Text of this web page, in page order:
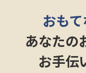
おも
あなたの
お手伝